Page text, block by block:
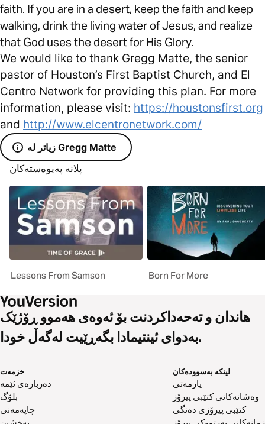
faith. If you are in a desert, keep the faith and keep
walking, drink the living water of Jesus, and realize
that God uses the desert for His Glory.
We would like to thank Gregg Matte, the senior
pastor of Houston’s First Baptist Church, and El
Centro Network for providing this plan. For more
information, please visit: https://houstonsfirst.org
and http://www.elcentronetwork.com/
زیاتر لە Gregg Matte
پلانە پەیوەستەکان
Lessons From Samson Born For More
هاندان و تەحەداکردنت بۆ ئەوەی هەموو ڕۆژێک
بەدوای ئینتیمادا بگەڕێیت لەگەڵ خودا.
خزمەت
دەربارەی ئێمە
بلۆگ
چاپەمەنی
لینکە بەسوودەکان
یارمەتی
وەشانەکانی کتێبی پیرۆز
کتێبی پیرۆزی دەنگی